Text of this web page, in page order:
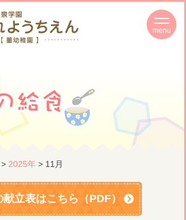
> 2025年> 11月
立表はこちら（PDF）